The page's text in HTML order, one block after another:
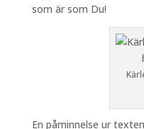
som är som Du!
En påminnelse ur